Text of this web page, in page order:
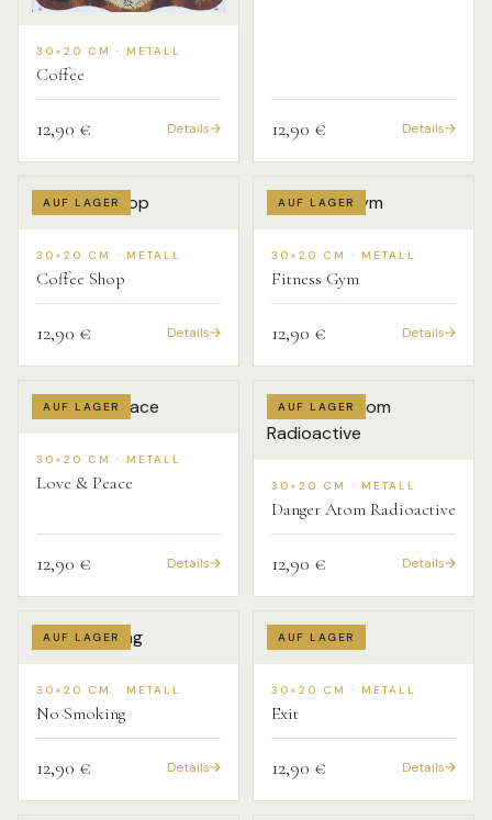
30×20 CM · METALL
Coffee
12,90 € Details 12,90 € Details
AUF LAGER
30×20 CM · METALL
Coffee Shop
12,90 € Details
AUF LAGER
30×20 CM · METALL
Fitness Gym
12,90 € Details
AUF LAGER
30×20 CM · METALL
Love & Peace
12,90 € Details
AUF LAGER
30×20 CM · METALL
Danger Atom Radioactive
12,90 € Details
AUF LAGER
30×20 CM · METALL
No Smoking
12,90 € Details
AUF LAGER
30×20 CM · METALL
Exit
12,90 € Details